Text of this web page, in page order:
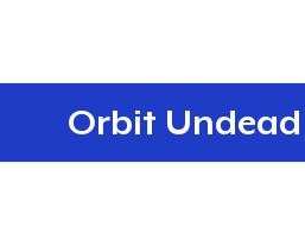
Orbit Undead